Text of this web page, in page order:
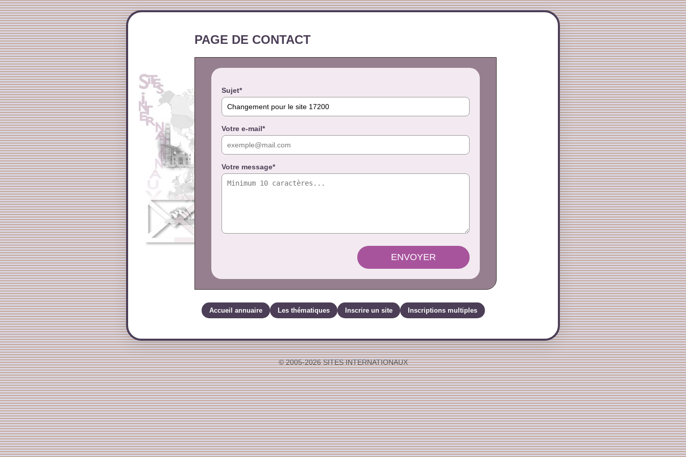
PAGE DE CONTACT
Sujet*
Votre e-mail*
Votre message*
ENVOYER
Accueil annuaire Les thématiques Inscrire un site Inscriptions multiples
© 2005-2026 SITES INTERNATIONAUX